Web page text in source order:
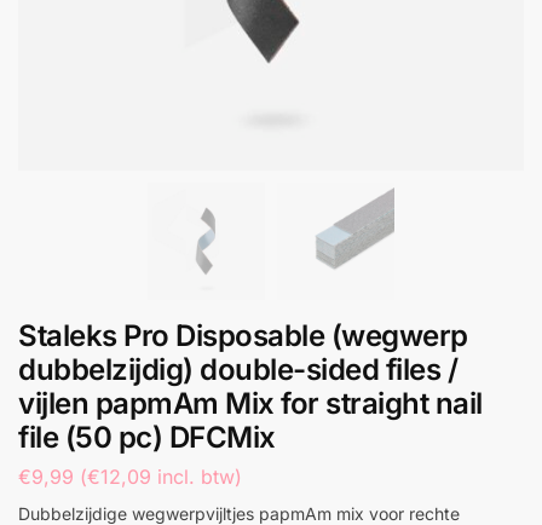
Staleks Pro Disposable (wegwerp
dubbelzijdig) double-sided files /
vijlen papmAm Mix for straight nail
file (50 pc) DFCMix
€9,99 (€12,09 incl. btw)
Dubbelzijdige wegwerpvijltjes papmAm mix voor rechte